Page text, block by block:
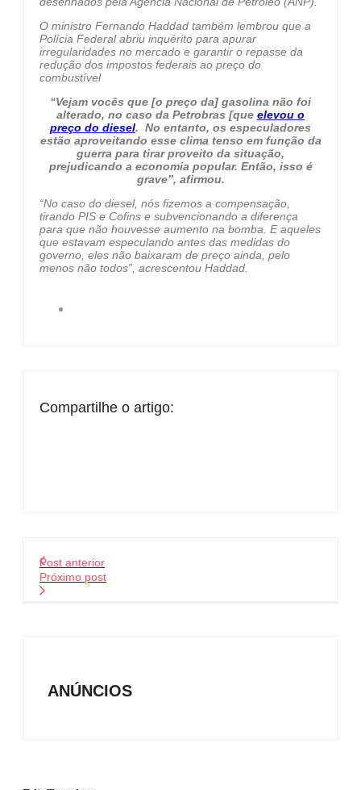
O ministro Fernando Haddad também lembrou que a
Polícia Federal abriu inquérito para apurar
irregularidades no mercado e garantir o repasse da
redução dos impostos federais ao preço do
combustível
“Vejam vocês que [o preço da] gasolina não foi
alterado, no caso da Petrobras [que elevou o
preço do diesel. No entanto, os especuladores
estão aproveitando esse clima tenso em função da
guerra para tirar proveito da situação,
prejudicando a economia popular. Então, isso é
grave”, afirmou.
“No caso do diesel, nós fizemos a compensação,
tirando PIS e Cofins e subvencionando a diferença
para que não houvesse aumento na bomba. E aqueles
que estavam especulando antes das medidas do
governo, eles não baixaram de preço ainda, pelo
menos não todos”, acrescentou Haddad.
Compartilhe o artigo:
Post anterior
Próximo post
ANÚNCIOS